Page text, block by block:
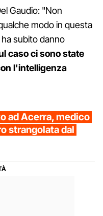
Gaudio: "Non
modo in questa
subito danno
caso ci sono state
l'intelligenza
ad Acerra, medico
strangolata dal